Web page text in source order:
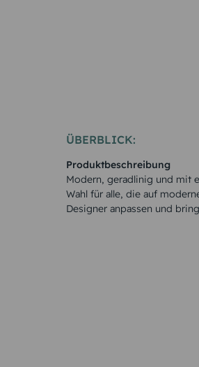
ÜBERBLICK:
Produktbeschreibung
Modern, geradlinig und mit
Wahl für alle, die auf
Designer anpassen und